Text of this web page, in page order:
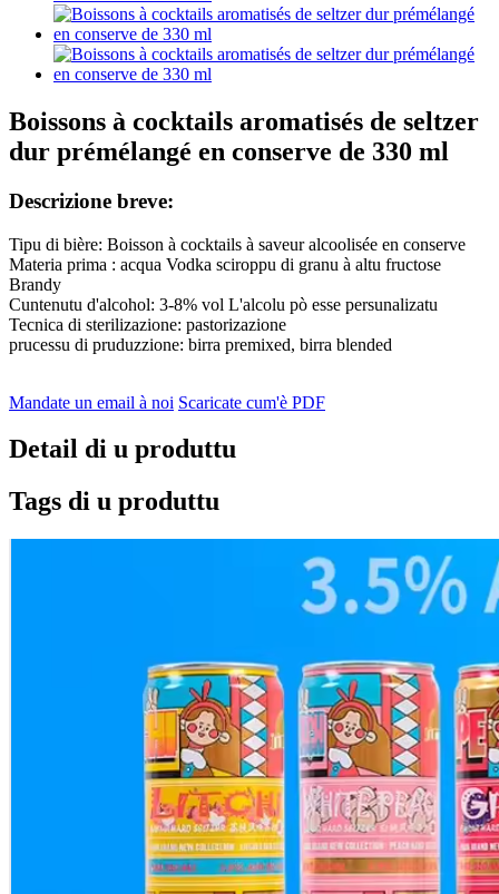
Boissons à cocktails aromatisés de seltzer
dur prémélangé en conserve de 330 ml
Descrizione breve:
Tipu di bière: Boisson à cocktails à saveur alcoolisée en conserve
Materia prima : acqua Vodka sciroppu di granu à altu fructose
Brandy
Cuntenutu d'alcohol: 3-8% vol L'alcolu pò esse persunalizatu
Tecnica di sterilizazione: pastorizazione
prucessu di pruduzzione: birra premixed, birra blended
Mandate un email à noi Scaricate cum'è PDF
Detail di u produttu
Tags di u produttu